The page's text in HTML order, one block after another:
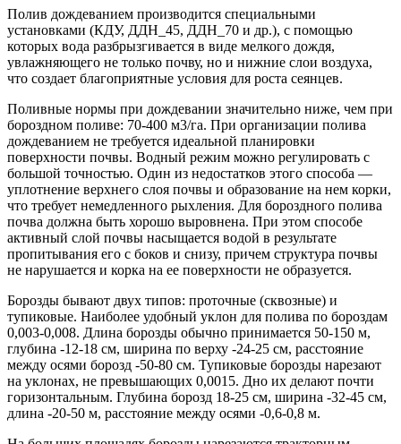
Полив дождеванием производится специальными
установками (КДУ, ДДН_45, ДДН_70 и др.), с помощью
которых вода разбрызгивается в виде мелкого дождя,
увлажняющего не только почву, но и нижние слои воздуха,
что создает благоприятные условия для роста сеянцев.
Поливные нормы при дождевании значительно ниже, чем при
бороздном поливе: 70-400 м3/га. При организации полива
дождеванием не требуется идеальной планировки
поверхности почвы. Водный режим можно регулировать с
большой точностью. Один из недостатков этого способа —
уплотнение верхнего слоя почвы и образование на нем корки,
что требует немедленного рыхления. Для бороздного полива
почва должна быть хорошо выровнена. При этом способе
активный слой почвы насыщается водой в результате
пропитывания его с боков и снизу, причем структура почвы
не нарушается и корка на ее поверхности не образуется.
Борозды бывают двух типов: проточные (сквозные) и
тупиковые. Наиболее удобный уклон для полива по бороздам
0,003-0,008. Длина борозды обычно принимается 50-150 м,
глубина -12-18 см, ширина по верху -24-25 см, расстояние
между осями борозд -50-80 см. Тупиковые борозды нарезают
на уклонах, не превышающих 0,0015. Дно их делают почти
горизонтальным. Глубина борозд 18-25 см, ширина -32-45 см,
длина -20-50 м, расстояние между осями -0,6-0,8 м.